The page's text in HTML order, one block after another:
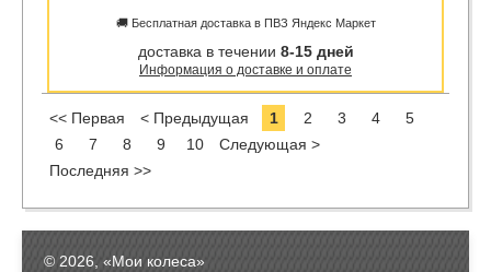
🚚 Бесплатная доставка в ПВЗ Яндекс Маркет
доставка в течении 8-15 дней
Информация о доставке и оплате
<< Первая < Предыдущая 1 2 3 4
5
6
7 8 9 10
Следующая >
Последняя >>
© 2026, «Мои колеса»